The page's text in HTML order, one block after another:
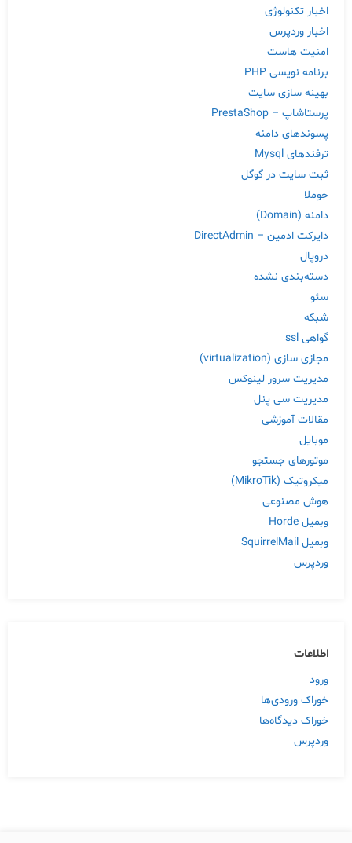
اخبار تکنولوژی
اخبار وردپرس
امنیت هاست
برنامه نویسی PHP
بهینه سازی سایت
پرستاشاپ – PrestaShop
پسوندهای دامنه
ترفندهای Mysql
ثبت سایت در گوگل
جوملا
دامنه (Domain)
دایرکت ادمین – DirectAdmin
دروپال
دسته‌بندی نشده
سئو
شبکه
گواهی ssl
مجازی سازی (virtualization)
مدیریت سرور لینوکس
مدیریت سی پنل
مقالات آموزشی
موبایل
موتورهای جستجو
میکروتیک (MikroTik)
هوش مصنوعی
وبمیل Horde
وبمیل SquirrelMail
وردپرس
اطلاعات
ورود
خوراک ورودی‌ها
خوراک دیدگاه‌ها
وردپرس